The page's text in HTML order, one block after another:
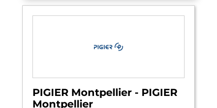
PIGIER Montpellier - PIGIER
Montpellier